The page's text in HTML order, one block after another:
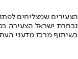
הצעירים שמצליחים
נבחרת ישראל הצעירה
בשיתוף מרכז מדעני